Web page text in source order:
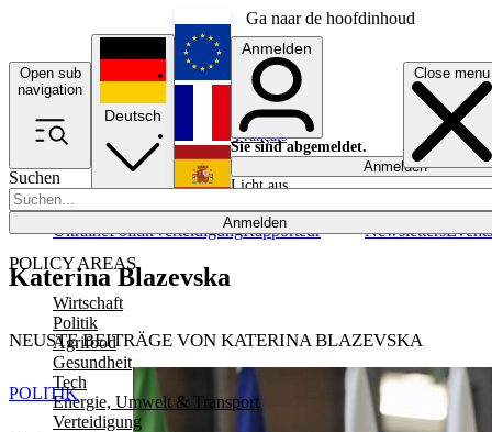
Ga naar de hoofdinhoud
Open sub
navigation
Close menu
Suchen
Anmelden
POLICY AREAS
Wirtschaft
Politik
Agrifood
Gesundheit
Tech
Energie, Umwelt & Transport
Verteidigung
UkrainePolitikVerteidigungRapporteur NewslettersEvents
Deutsch
English
Français
Anmelden
Sie sind abgemeldet.
Anmelden
Licht aus
Katerina Blazevska
NEUSTE BEITRÄGE VON KATERINA BLAZEVSKA
POLITIK